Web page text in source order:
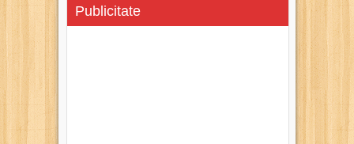
Publicitate